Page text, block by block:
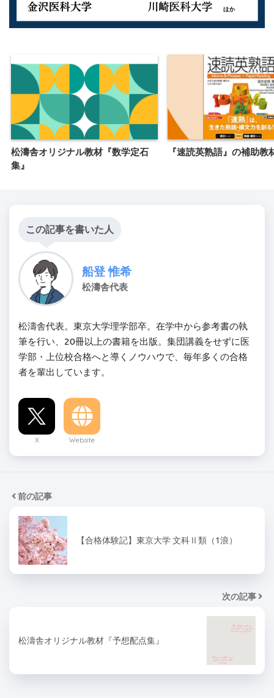
松濤舎オリジナル教材『数学定石
集』
『速読英熟語』の補助教
この記事を書いた人
船登 惟希
松濤舎代表
松濤舎代表。東京大学理学部卒。在学中から参考書の執
筆を行い、20冊以上の書籍を出版。集団講義をせずに医
学部・上位校合格へと導くノウハウで、毎年多くの合格
者を輩出しています。
X Website
前の記事
【合格体験記】東京大学 文科Ⅱ類（1浪）
次の記事
松濤舎オリジナル教材『予想配点集』